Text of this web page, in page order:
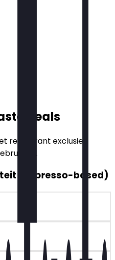
Deals
restaurant exclusief
(espresso-based)